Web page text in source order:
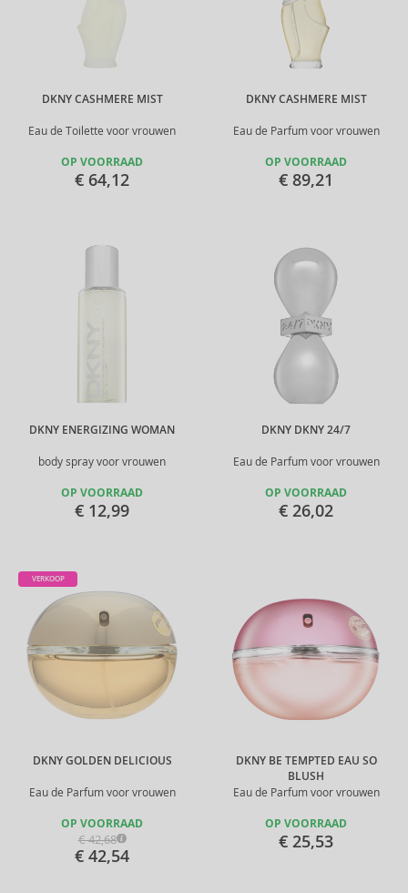
DKNY CASHMERE MIST
Eau de Toilette voor vrouwen
OP VOORRAAD
€ 64,12
DKNY CASHMERE MIST
Eau de Parfum voor vrouwen
OP VOORRAAD
€ 89,21
DKNY ENERGIZING WOMAN
body spray voor vrouwen
OP VOORRAAD
€ 12,99
DKNY DKNY 24/7
Eau de Parfum voor vrouwen
OP VOORRAAD
€ 26,02
DKNY GOLDEN DELICIOUS
Eau de Parfum voor vrouwen
VERKOOP
OP VOORRAAD
€ 42,68
€ 42,54
DKNY BE TEMPTED EAU SO
BLUSH
Eau de Parfum voor vrouwen
OP VOORRAAD
€ 25,53